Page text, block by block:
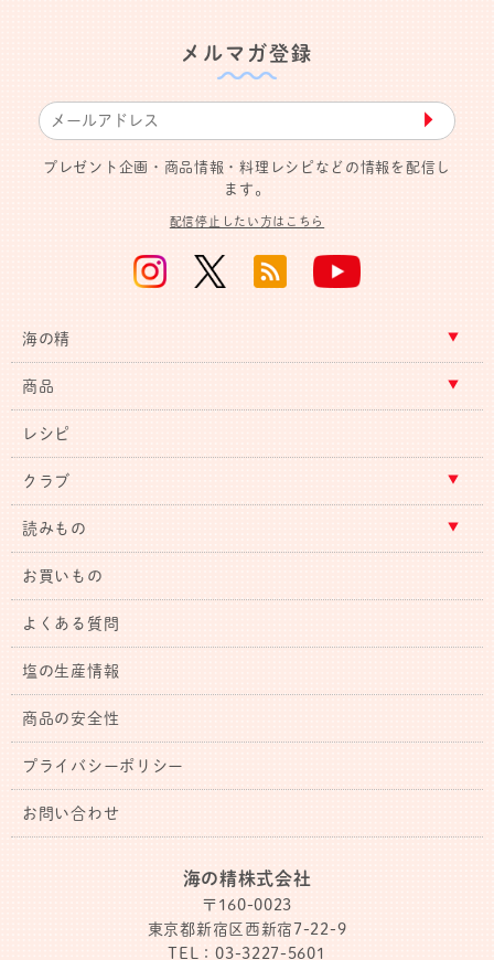
メルマガ登録
▶︎
プレゼント企画・商品情報・料理レシピなどの情報を配信し
ます。
配信停止したい方はこちら
海の精
商品
レシピ
クラブ
読みもの
お買いもの
よくある質問
塩の生産情報
商品の安全性
プライバシーポリシー
お問い合わせ
海の精株式会社
〒160-0023
東京都新宿区西新宿7-22-9
TEL：03-3227-5601